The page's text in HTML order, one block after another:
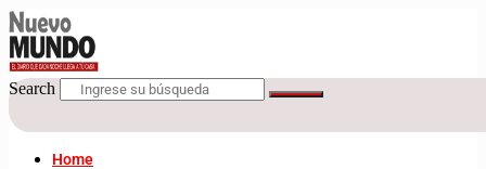
Search
Home